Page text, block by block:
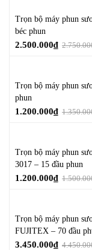
Trọn bộ máy phun
béc phun
2.500.000₫
Trọn bộ máy phun
phun
1.200.000₫
Trọn bộ máy phun
3017 – 15 đầu phun
1.200.000₫
Trọn bộ máy phun
FUJITEX – 70 đầu
3.450.000₫